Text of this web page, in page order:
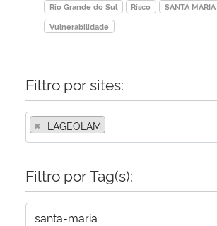
Ministério do Desenvolvimento Regional
Ministério da Mulher, da Família e dos Direitos
Secretaria-Geral
Secretaria de Governo
Gabinete de Segurança Institucional
Rio Grande do Sul
Risco
SANTA MARIA
Vulnerabilidade
Filtro por sites:
× LAGEOLAM
Filtro por Tag(s):